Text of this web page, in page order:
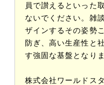
員で讃えるといった
ないでください。雑
ザインするその姿勢
防ぎ、高い生産性と
す強固な基盤となりま
株式会社ワールドス